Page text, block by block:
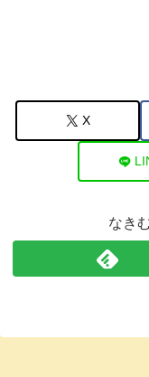
X
なき